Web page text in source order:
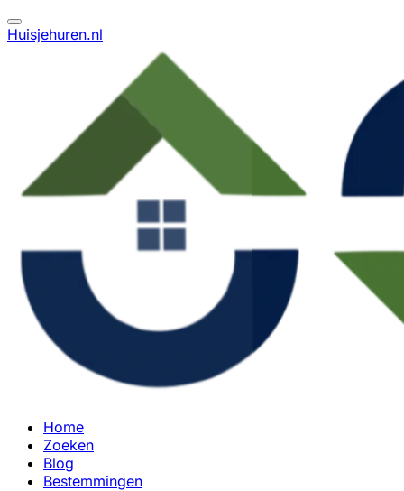
Huisjehuren.nl
Home
Zoeken
Blog
Bestemmingen